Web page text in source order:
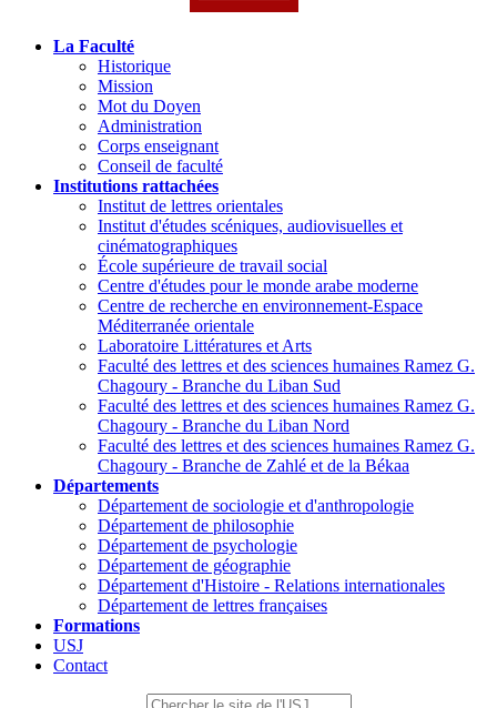
La Faculté
Historique
Mission
Mot du Doyen
Administration
Corps enseignant
Conseil de faculté
Institutions rattachées
Institut de lettres orientales
Institut d'études scéniques, audiovisuelles et
cinématographiques
École supérieure de travail social
Centre d'études pour le monde arabe moderne
Centre de recherche en environnement-Espace
Méditerranée orientale
Laboratoire Littératures et Arts
Faculté des lettres et des sciences humaines Ramez G.
Chagoury - Branche du Liban Sud
Faculté des lettres et des sciences humaines Ramez G.
Chagoury - Branche du Liban Nord
Faculté des lettres et des sciences humaines Ramez G.
Chagoury - Branche de Zahlé et de la Békaa
Départements
Département de sociologie et d'anthropologie
Département de philosophie
Département de psychologie
Département de géographie
Département d'Histoire - Relations internationales
Département de lettres françaises
Formations
USJ
Contact